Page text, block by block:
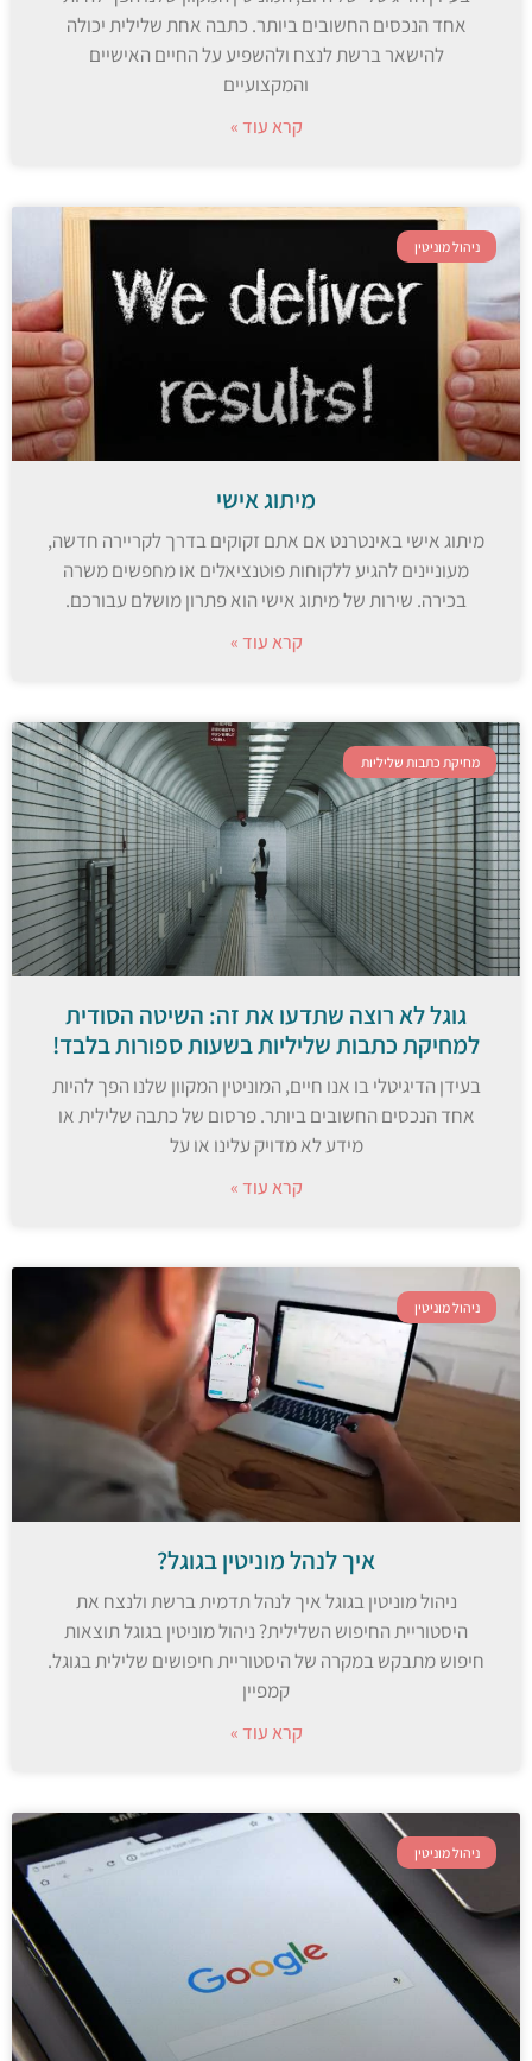
אחד הנכסים החשובים ביותר. כתבה אחת שלילית יכולה
להישאר ברשת לנצח ולהשפיע על החיים האישיים
והמקצועיים
קרא עוד »
ניהול מוניטין
מיתוג אישי
מיתוג אישי באינטרנט אם אתם זקוקים בדרך לקריירה חדשה,
מעוניינים להגיע ללקוחות פוטנציאלים או מחפשים משרה
בכירה. שירות של מיתוג אישי הוא פתרון מושלם עבורכם.
קרא עוד »
מחיקת כתבות שליליות
גוגל לא רוצה שתדעו את זה: השיטה הסודית
למחיקת כתבות שליליות בשעות ספורות בלבד!
בעידן הדיגיטלי בו אנו חיים, המוניטין המקוון שלנו הפך להיות
אחד הנכסים החשובים ביותר. פרסום של כתבה שלילית או
מידע לא מדויק עלינו או על
קרא עוד »
ניהול מוניטין
איך לנהל מוניטין בגוגל?
ניהול מוניטין בגוגל איך לנהל תדמית ברשת ולנצח את
היסטוריית החיפוש השלילית? ניהול מוניטין בגוגל תוצאות
חיפוש מתבקש במקרה של היסטוריית חיפושים שלילית בגוגל.
קמפיין
קרא עוד »
ניהול מוניטין